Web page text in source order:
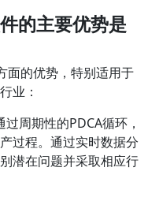
的主要优势是
面的优势，特别适用于
业：
过周期性的PDCA循环，
过程。通过实时数据分
潜在问题并采取相应行